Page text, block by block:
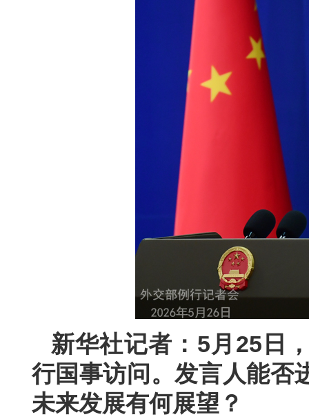
新华社记者：5月25日
行国事访问。发言人能否
未来发展有何展望？